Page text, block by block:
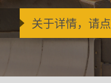
关于详情，请